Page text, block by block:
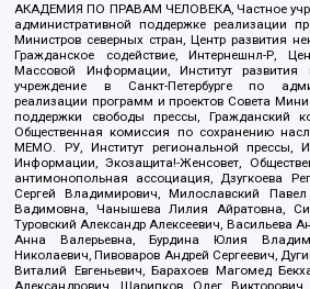
АКАДЕМИЯ ПО ПРАВАМ ЧЕЛОВЕКА, Частное
административной поддержке реализации
Министров северных стран, Центр развития
Гражданское содействие, Интернешнл-Р,
Массовой Информации, Институт
учреждение в Санкт-Петербурге по
реализации программ и проектов Совета
поддержки свободы прессы, Гражданский
Общественная комиссия по сохранению
МЕМО. РУ, Институт региональной прессы,
Информации, Экозащита!-Женсовет,
антимонопольная ассоциация, Дзугкоева
Сергей Владимирович, Милославский
Вадимовна, Чанышева Лилия Айратовна,
Туровский Александр Алексеевич, Васильева
Анна Валерьевна, Бурдина Юлия
Николаевич, Пивоваров Андрей Сергеевич,
Виталий Евгеньевич, Барахоев Магомед